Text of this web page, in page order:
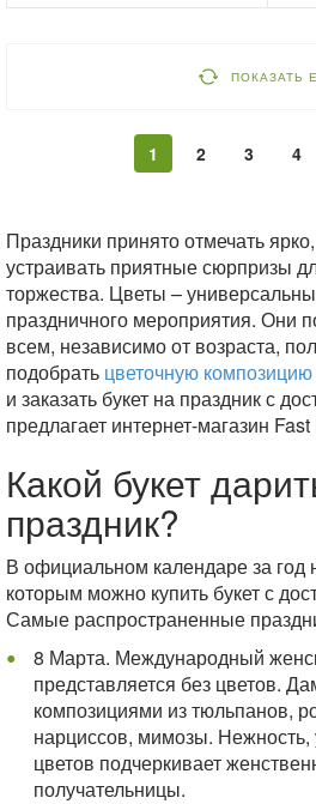
ПОКАЗАТЬ
1 2 3 4
Праздники принято отмечать
устраивать приятные сюрпризы
торжества. Цветы –
праздничного мероприятия. Они
всем, независимо от возраста,
подобрать цветочную композицию
и заказать букет на праздник с
предлагает интернет-магазин
Какой букет
праздник?
В официальном календаре за год
которым можно купить букет с
Самые распространенные
8 Марта. Международный
представляется без цветов.
композициями из тюльпанов,
нарциссов, мимозы. Нежность,
цветов подчеркивает
получательницы.